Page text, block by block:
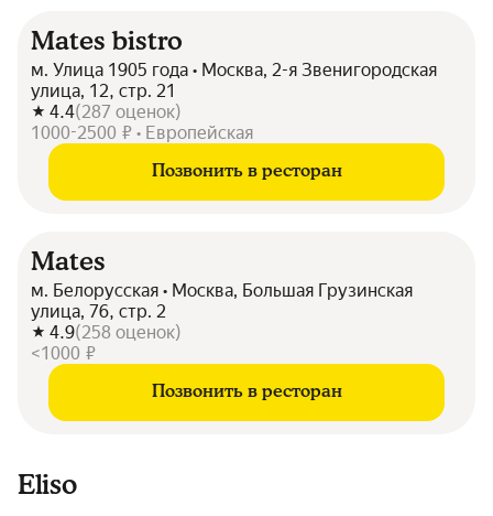
Mates bistro
м. Улица 1905 года • Москва, 2-я Звенигородская
улица, 12, стр. 21
4.4(287 оценок)
1000-2500 ₽ • Европейская
Позвонить в ресторан
Mates
м. Белорусская • Москва, Большая Грузинская
улица, 76, стр. 2
4.9(258 оценок)
<1000 ₽
Позвонить в ресторан
Eliso